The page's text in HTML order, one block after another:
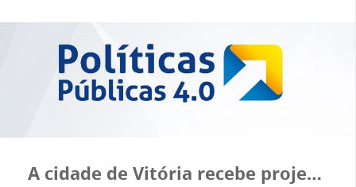
A cidade de Vitória recebe projeto de qualificação de lideranças do varejo – PP 4.0